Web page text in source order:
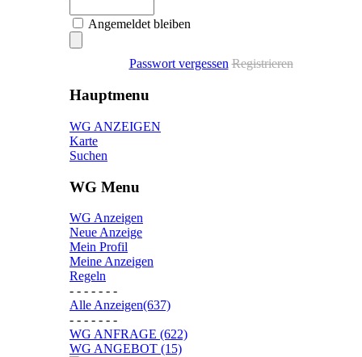
Angemeldet bleiben
Passwort vergessen Registrieren
Hauptmenu
WG ANZEIGEN
Karte
Suchen
WG Menu
WG Anzeigen
Neue Anzeige
Mein Profil
Meine Anzeigen
Regeln
- - - - - - -
Alle Anzeigen(637)
- - - - - - -
WG ANFRAGE (622)
WG ANGEBOT (15)